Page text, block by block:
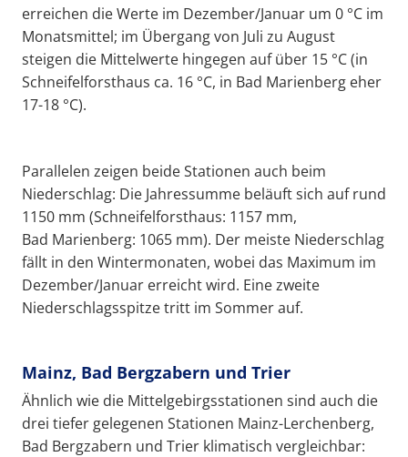
erreichen die Werte im Dezember/Januar um 0 °C im
Monatsmittel; im Übergang von Juli zu August
steigen die Mittelwerte hingegen auf über 15 °C (in
Schneifelforsthaus ca. 16 °C, in Bad Marienberg eher
17-18 °C).
Parallelen zeigen beide Stationen auch beim
Niederschlag: Die Jahressumme beläuft sich auf rund
1150 mm (Schneifelforsthaus: 1157 mm,
Bad Marienberg: 1065 mm). Der meiste Niederschlag
fällt in den Wintermonaten, wobei das Maximum im
Dezember/Januar erreicht wird. Eine zweite
Niederschlagsspitze tritt im Sommer auf.
Mainz, Bad Bergzabern und Trier
Ähnlich wie die Mittelgebirgsstationen sind auch die
drei tiefer gelegenen Stationen Mainz-Lerchenberg,
Bad Bergzabern und Trier klimatisch vergleichbar: